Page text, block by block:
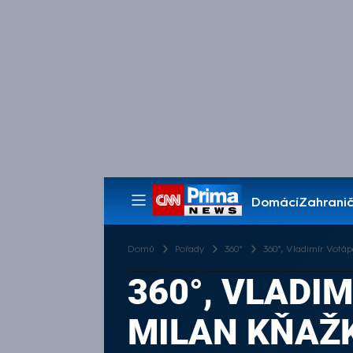
Domácí
Pořady
Domů Pořady 360° 360°, Vladimír
360°,
MILAN